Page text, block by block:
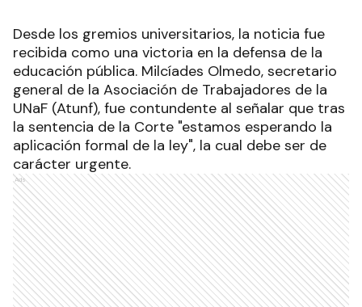
Desde los gremios universitarios, la noticia fue
recibida como una victoria en la defensa de la
educación pública. Milcíades Olmedo, secretario
general de la Asociación de Trabajadores de la
UNaF (Atunf), fue contundente al señalar que tras
la sentencia de la Corte "estamos esperando la
aplicación formal de la ley", la cual debe ser de
carácter urgente.
Ads